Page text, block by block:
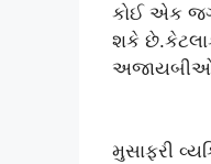
કોઈ એક
શકે
અજાયબીઓ,
મુસાફરી